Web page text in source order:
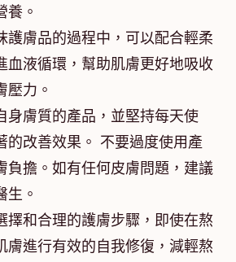
養。
護膚品的過程中，可以配合輕柔
血液循環，幫助肌膚更好地吸收
壓力。
身膚質的產品，並堅持每天使
的改善效果。 不要過度使用產
負擔。如有任何皮膚問題，建議
生。
擇和合理的護膚步驟，即使在熬
膚進行有效的自我修復，減輕熬